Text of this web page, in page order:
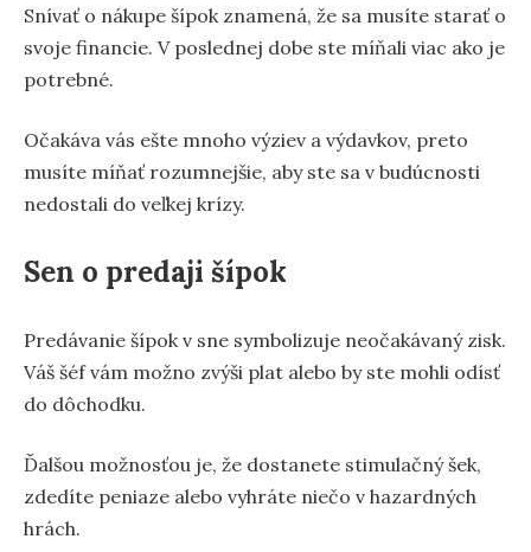
Snívať o nákupe šípok znamená, že sa musíte starať o
svoje financie. V poslednej dobe ste míňali viac ako je
potrebné.
Očakáva vás ešte mnoho výziev a výdavkov, preto
musíte míňať rozumnejšie, aby ste sa v budúcnosti
nedostali do veľkej krízy.
Sen o predaji šípok
Predávanie šípok v sne symbolizuje neočakávaný zisk.
Váš šéf vám možno zvýši plat alebo by ste mohli odísť
do dôchodku.
Ďalšou možnosťou je, že dostanete stimulačný šek,
zdedíte peniaze alebo vyhráte niečo v hazardných
hrách.